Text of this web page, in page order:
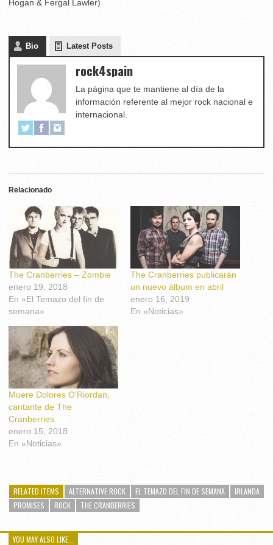
Hogan & Fergal Lawler)
Bio Latest Posts
rock4spain
La página que te mantiene al día de la
información referente al mejor rock nacional e
internacional.
Relacionado
The Cranberries – Zombie
enero 19, 2018
En «El Temazo del fin de
semana»
The Cranberries publicarán
un nuevo álbum en abril
enero 16, 2019
En «Noticias»
Muere Dolores O’Riordan,
cantante de The
Cranberries
enero 15, 2018
En «Noticias»
RELATED ITEMS ALTERNATIVE ROCK EL TEMAZO DEL FIN DE SEMANA
IRLANDA
PROMISES
ROCK THE CRANBERRIES
YOU MAY ALSO LIKE...